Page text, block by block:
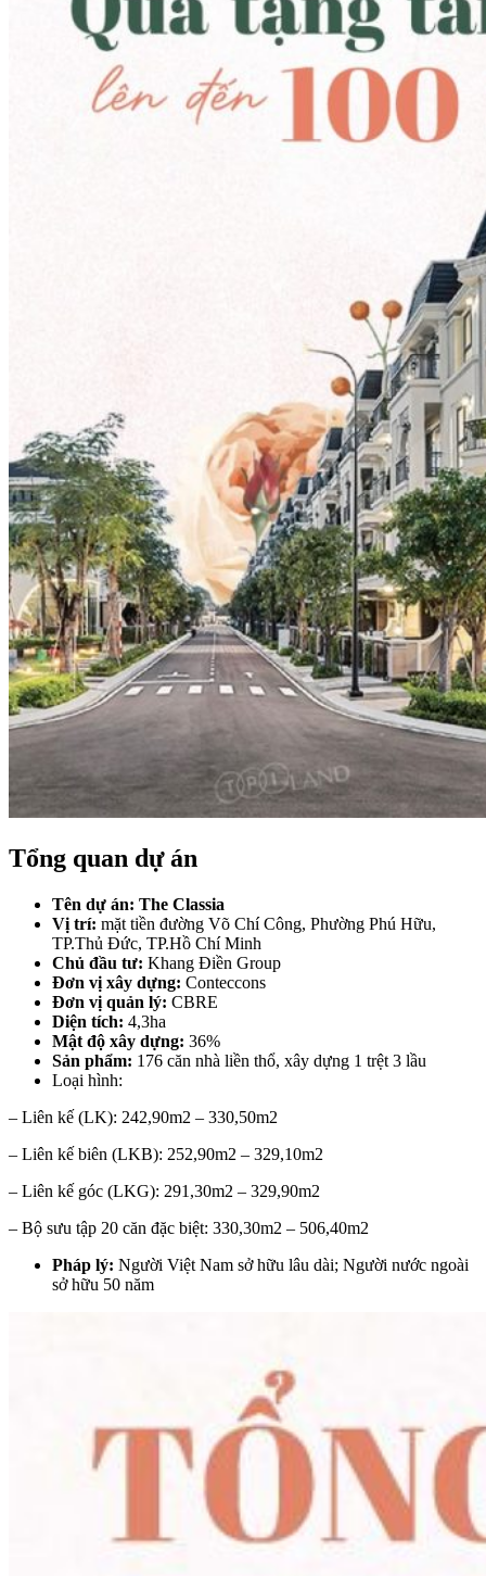
Tổng quan dự án
Tên dự án: The Classia
Vị trí: mặt tiền đường Võ Chí Công, Phường Phú Hữu,
TP.Thủ Đức, TP.Hồ Chí Minh
Chủ đầu tư: Khang Điền Group
Đơn vị xây dựng: Conteccons
Đơn vị quản lý: CBRE
Diện tích: 4,3ha
Mật độ xây dựng: 36%
Sản phẩm: 176 căn nhà liền thổ, xây dựng 1 trệt 3 lầu
Loại hình:
– Liên kế (LK): 242,90m2 – 330,50m2
– Liên kế biên (LKB): 252,90m2 – 329,10m2
– Liên kế góc (LKG): 291,30m2 – 329,90m2
– Bộ sưu tập 20 căn đặc biệt: 330,30m2 – 506,40m2
Pháp lý: Người Việt Nam sở hữu lâu dài; Người nước ngoài
sở hữu 50 năm